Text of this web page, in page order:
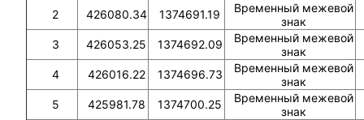
2
426080.34 1374691.19
Временный межевой
знак
3
426053.25 1374692.09
Временный межевой
знак
4
426016.22 1374696.73
Временный межевой
знак
5
425981.78 1374700.25
Временный межевой
знак